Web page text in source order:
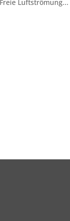
Luftströmung...